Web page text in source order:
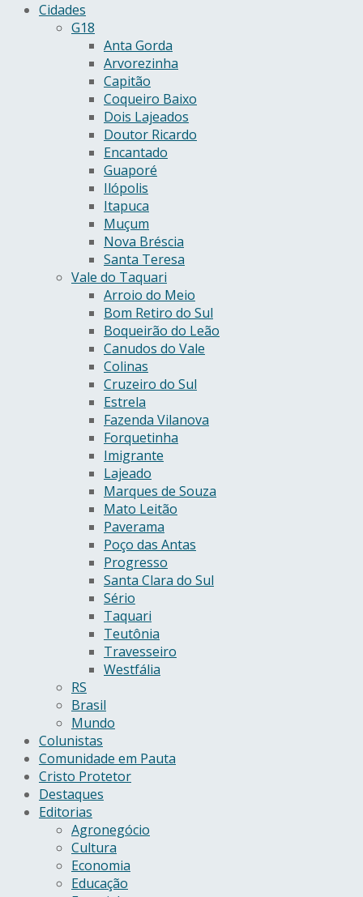
Cidades
G18
Anta Gorda
Arvorezinha
Capitão
Coqueiro Baixo
Dois Lajeados
Doutor Ricardo
Encantado
Guaporé
Ilópolis
Itapuca
Muçum
Nova Bréscia
Santa Teresa
Vale do Taquari
Arroio do Meio
Bom Retiro do Sul
Boqueirão do Leão
Canudos do Vale
Colinas
Cruzeiro do Sul
Estrela
Fazenda Vilanova
Forquetinha
Imigrante
Lajeado
Marques de Souza
Mato Leitão
Paverama
Poço das Antas
Progresso
Santa Clara do Sul
Sério
Taquari
Teutônia
Travesseiro
Westfália
RS
Brasil
Mundo
Colunistas
Comunidade em Pauta
Cristo Protetor
Destaques
Editorias
Agronegócio
Cultura
Economia
Educação